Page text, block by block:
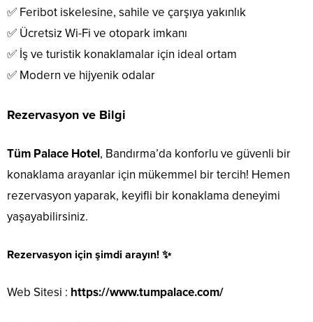
✅ Feribot iskelesine, sahile ve çarşıya yakınlık
✅ Ücretsiz Wi-Fi ve otopark imkanı
✅ İş ve turistik konaklamalar için ideal ortam
✅ Modern ve hijyenik odalar
Rezervasyon ve Bilgi
Tüm Palace Hotel, Bandırma’da konforlu ve güvenli bir
konaklama arayanlar için mükemmel bir tercih! Hemen
rezervasyon yaparak, keyifli bir konaklama deneyimi
yaşayabilirsiniz.
Rezervasyon için şimdi arayın! ✨
Web Sitesi : https://www.tumpalace.com/